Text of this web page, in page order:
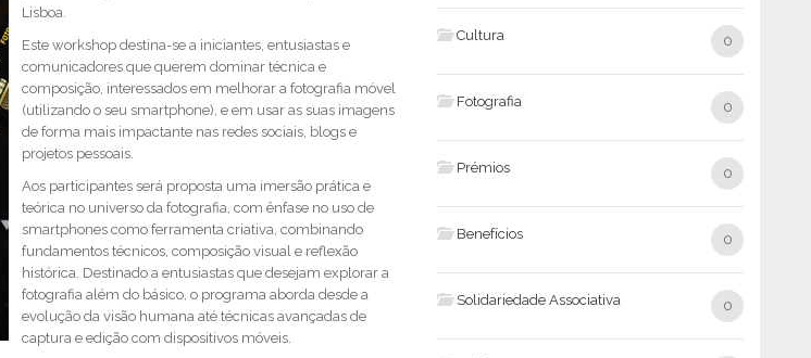
Lisboa.
Este workshop destina-se a iniciantes, entusiastas e
comunicadores que querem dominar técnica e
composição, interessados em melhorar a fotografia móvel
(utilizando o seu smartphone), e em usar as suas imagens
de forma mais impactante nas redes sociais, blogs e
projetos pessoais.
Aos participantes será proposta uma imersão prática e
teórica no universo da fotografia, com ênfase no uso de
smartphones como ferramenta criativa, combinando
fundamentos técnicos, composição visual e reflexão
histórica. Destinado a entusiastas que desejam explorar a
fotografia além do básico, o programa aborda desde a
evolução da visão humana até técnicas avançadas de
captura e edição com dispositivos móveis.
Cultura 0
Fotografia 0
Prémios 0
Benefícios 0
Solidariedade Associativa 0